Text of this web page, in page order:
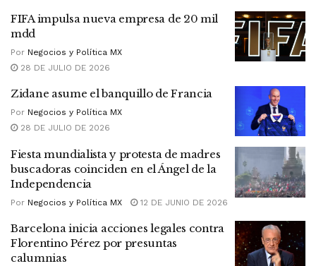
FIFA impulsa nueva empresa de 20 mil
mdd
Por Negocios y Política MX
28 DE JULIO DE 2026
Zidane asume el banquillo de Francia
Por Negocios y Política MX
28 DE JULIO DE 2026
Fiesta mundialista y protesta de madres
buscadoras coinciden en el Ángel de la
Independencia
Por Negocios y Política MX 12 DE JUNIO DE 2026
Barcelona inicia acciones legales contra
Florentino Pérez por presuntas
calumnias